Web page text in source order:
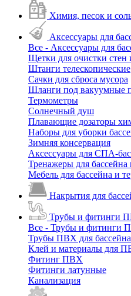
Химия, песок и
Аксессуары для
Все - Аксессуары для
Щетки для очистки стен
Штанги телескопические
Сачки для сброса мусора
Шланги под вакуумные
Термометры
Солнечный душ
Плавающие дозаторы
Наборы для уборки
Зимняя консервация
Аксессуары для СПА-
Тренажеры для бассейна
Мебель для бассейна и
Накрытия для
Трубы и фитинги
Все - Трубы и фитинги
Трубы ПВХ для бассейна
Клей и материалы для
Фитинг ПВХ
Фитинги латунные
Канализация